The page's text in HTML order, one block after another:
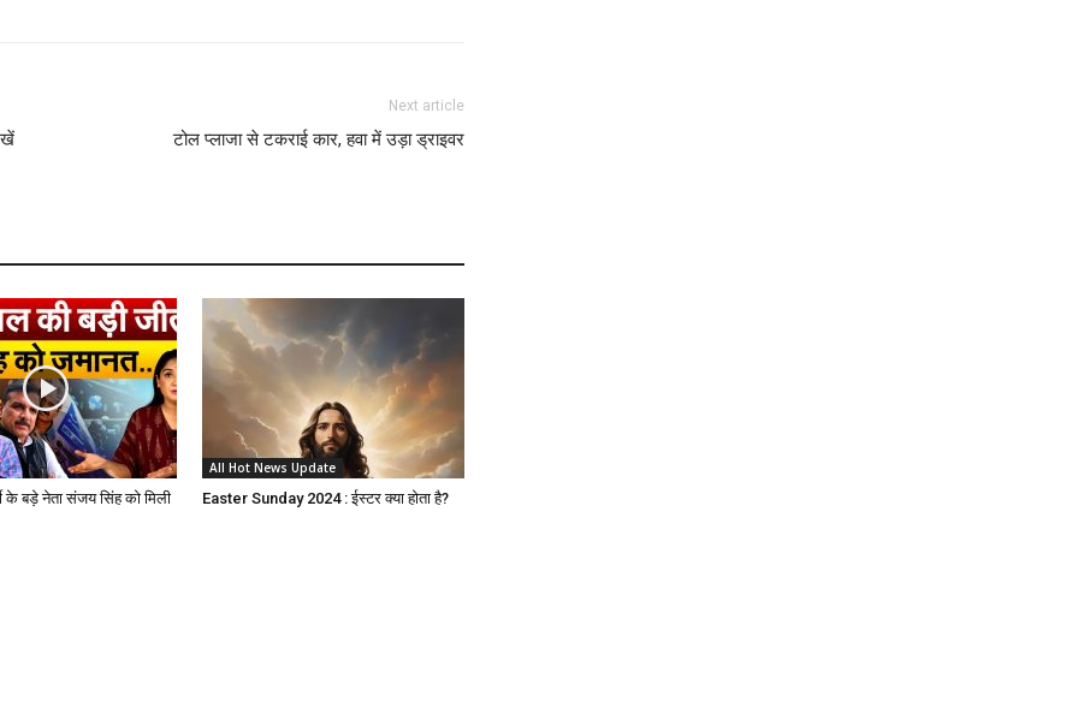
Next article
टोल प्लाजा से टकराई कार, हवा में उड़ा ड्राइवर
के बड़े नेता संजय सिंह को मिली
All Hot News Update
Easter Sunday 2024 : ईस्टर क्या होता है?